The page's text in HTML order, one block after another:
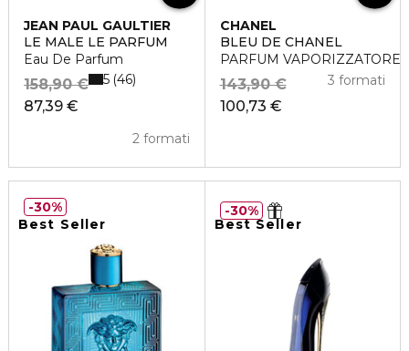
JEAN PAUL GAULTIER
LE MALE LE PARFUM
Eau De Parfum
87,39 €
158,90 €
2 formati
5 46
CHANEL
BLEU DE CHANEL
PARFUM VAPORIZZATORE
100,73 €
143,90 € 3 formati
Best Seller
30%
Best Seller
30%